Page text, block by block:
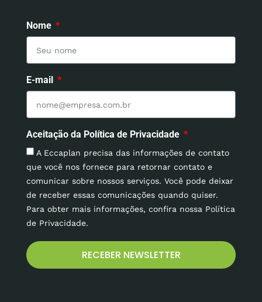
Nome
E-mail
Aceitação da Política de Privacidade
A Eccaplan precisa das informações de contato
que você nos fornece para retornar contato e
comunicar sobre nossos serviços. Você pode deixar
de receber essas comunicações quando quiser.
Para obter mais informações, confira nossa Política
de Privacidade.
RECEBER NEWSLETTER